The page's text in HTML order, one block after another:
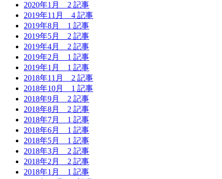
2020年1月 2 記事
2019年11月 4 記事
2019年8月 1 記事
2019年5月 2 記事
2019年4月 2 記事
2019年2月 1 記事
2019年1月 1 記事
2018年11月 2 記事
2018年10月 1 記事
2018年9月 2 記事
2018年8月 2 記事
2018年7月 1 記事
2018年6月 1 記事
2018年5月 1 記事
2018年3月 2 記事
2018年2月 2 記事
2018年1月 1 記事